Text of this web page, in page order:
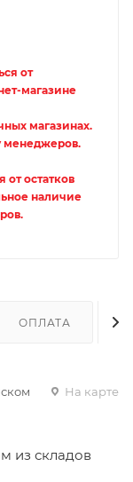
от
магазине
магазинах.
менеджеров.
от остатков
наличие
ОПЛАТА
На карте
из складов